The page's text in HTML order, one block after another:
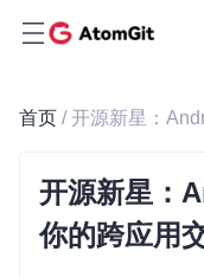
首页 / 开源新星：
开源新星：
你的跨应用